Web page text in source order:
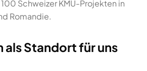
Schweizer KMU-Projekten in
Romandie.
als Standort für uns